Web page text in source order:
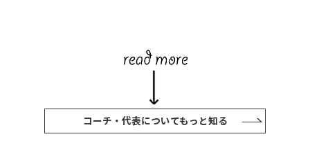
コーチ・代表についてもっと知る